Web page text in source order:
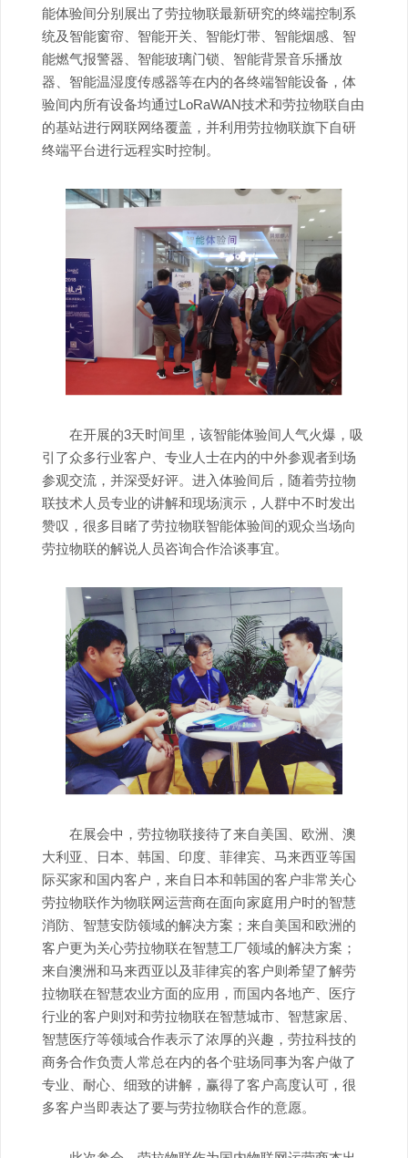
能体验间分别展出了劳拉物联最新研究的终端控制系
统及智能窗帘、智能开关、智能灯带、智能烟感、智
能燃气报警器、智能玻璃门锁、智能背景音乐播放
器、智能温湿度传感器等在内的各终端智能设备，体
验间内所有设备均通过LoRaWAN技术和劳拉物联自由
的基站进行网联网络覆盖，并利用劳拉物联旗下自研
终端平台进行远程实时控制。
在开展的3天时间里，该智能体验间人气火爆，吸
引了众多行业客户、专业人士在内的中外参观者到场
参观交流，并深受好评。进入体验间后，随着劳拉物
联技术人员专业的讲解和现场演示，人群中不时发出
赞叹，很多目睹了劳拉物联智能体验间的观众当场向
劳拉物联的解说人员咨询合作洽谈事宜。
在展会中，劳拉物联接待了来自美国、欧洲、澳
大利亚、日本、韩国、印度、菲律宾、马来西亚等国
际买家和国内客户，来自日本和韩国的客户非常关心
劳拉物联作为物联网运营商在面向家庭用户时的智慧
消防、智慧安防领域的解决方案；来自美国和欧洲的
客户更为关心劳拉物联在智慧工厂领域的解决方案；
来自澳洲和马来西亚以及菲律宾的客户则希望了解劳
拉物联在智慧农业方面的应用，而国内各地产、医疗
行业的客户则对和劳拉物联在智慧城市、智慧家居、
智慧医疗等领域合作表示了浓厚的兴趣，劳拉科技的
商务合作负责人常总在内的各个驻场同事为客户做了
专业、耐心、细致的讲解，赢得了客户高度认可，很
多客户当即表达了要与劳拉物联合作的意愿。